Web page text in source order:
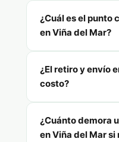
¿Cuál es el punto
en Viña del Mar?
¿El retiro y envío
costo?
¿Cuánto demora
en Viña del Mar si